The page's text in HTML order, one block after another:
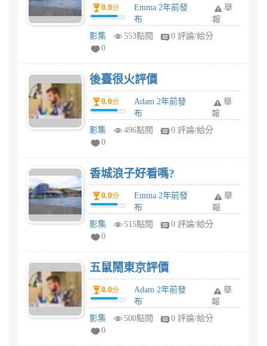
0.0分
Emma 2年前發
布
舉
報
影集
553點閱
0 評論/給分
0
後臺很火評價
0.0分
Adam 2年前發
布
舉
報
影集
496點閱
0 評論/給分
0
香城浪子好看嗎?
0.0分
Emma 2年前發
布
舉
報
影集
515點閱
0 評論/給分
0
五鼠鬧東京評價
0.0分
Adam 2年前發
布
舉
報
影集
500點閱
0 評論/給分
0